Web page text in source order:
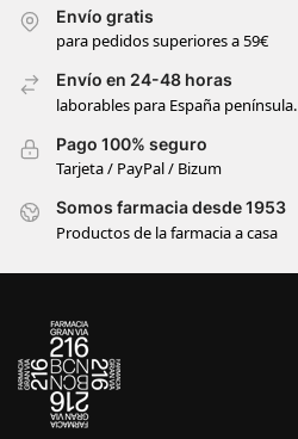
Envío gratis
para pedidos superiores a 59€
Envío en 24-48 horas
laborables para España península.
Pago 100% seguro
Tarjeta / PayPal / Bizum
Somos farmacia desde 1953
Productos de la farmacia a casa